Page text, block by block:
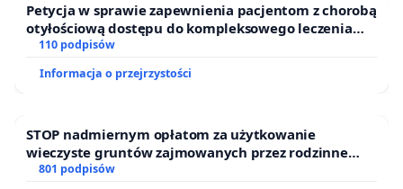
Petycja w sprawie zapewnienia pacjentom z chorobą
otyłościową dostępu do kompleksowego leczenia
oraz programów profilaktycznych.
110 podpisów
Informacja o przejrzystości
STOP nadmiernym opłatom za użytkowanie
wieczyste gruntów zajmowanych przez rodzinne
ogrody działkowe.
801 podpisów